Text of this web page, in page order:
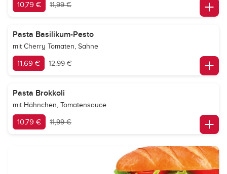
10,79 € 11,99 €
Pasta Basilikum-Pesto
mit Cherry Tomaten, Sahne
11,69 € 12,99 €
Pasta Brokkoli
mit Hähnchen, Tomatensauce
10,79 € 11,99 €